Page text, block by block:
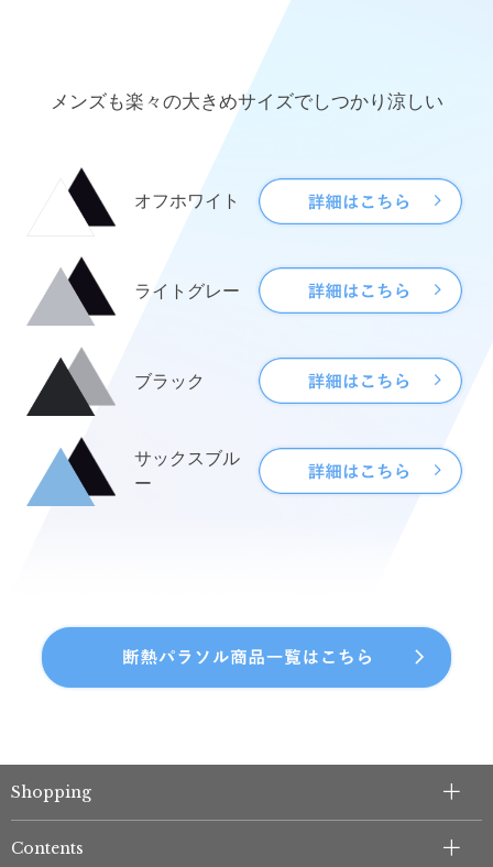
メンズも楽々の大きめサイズでしつかり涼しい
オフホワイト
ライトグレー
ブラック
サックスブル
ー
Shopping
Contents